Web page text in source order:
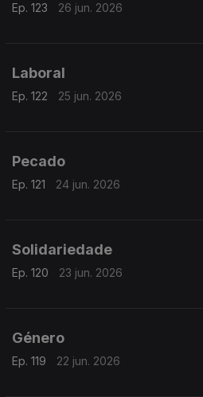
Ep. 123 26 jun. 2026
Laboral
Ep. 122 25 jun. 2026
Pecado
Ep. 121 24 jun. 2026
Solidariedade
Ep. 120 23 jun. 2026
Género
Ep. 119 22 jun. 2026